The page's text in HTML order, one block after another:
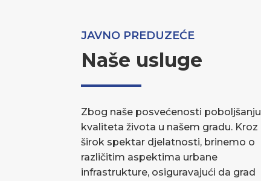
JAVNO PREDUZEĆE
Naše usluge
Zbog naše posvećenosti poboljšanju
kvaliteta života u našem gradu. Kroz
širok spektar djelatnosti, brinemo o
različitim aspektima urbane
infrastrukture, osiguravajući da grad